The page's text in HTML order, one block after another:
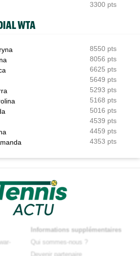
3300 pts
WTA
8550 pts
8056 pts
6625 pts
5649 pts
5293 pts
5168 pts
5016 pts
4539 pts
4459 pts
4353 pts
Informations supplémentaires
Qui sommes-nous ?
Devenir partenaire